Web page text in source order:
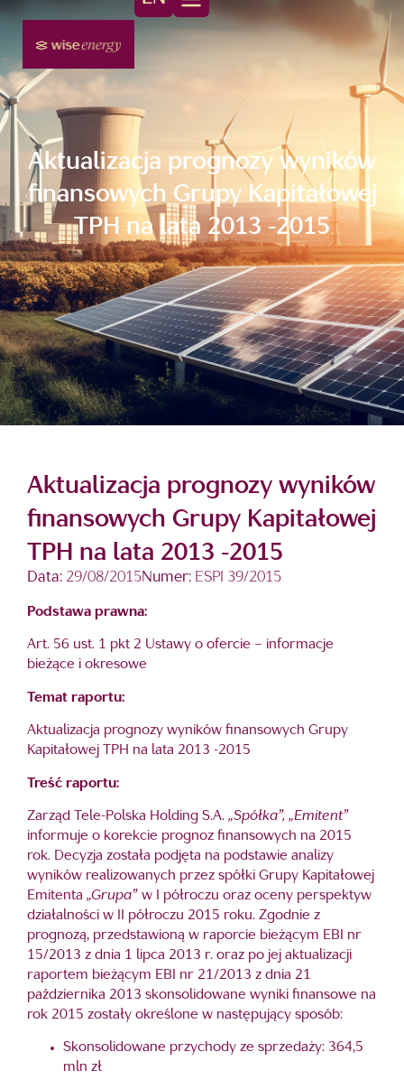
Aktualizacja prognozy wyników
finansowych Grupy Kapitałowej
TPH na lata 2013 -2015
Aktualizacja prognozy wyników
finansowych Grupy Kapitałowej
TPH na lata 2013 -2015
Data: 29/08/2015Numer: ESPI 39/2015
Podstawa prawna:
Art. 56 ust. 1 pkt 2 Ustawy o ofercie – informacje
bieżące i okresowe
Temat raportu:
Aktualizacja prognozy wyników finansowych Grupy
Kapitałowej TPH na lata 2013 -2015
Treść raportu:
Zarząd Tele-Polska Holding S.A. „Spółka”, „Emitent”
informuje o korekcie prognoz finansowych na 2015
rok. Decyzja została podjęta na podstawie analizy
wyników realizowanych przez spółki Grupy Kapitałowej
Emitenta „Grupa” w I półroczu oraz oceny perspektyw
działalności w II półroczu 2015 roku. Zgodnie z
prognozą, przedstawioną w raporcie bieżącym EBI nr
15/2013 z dnia 1 lipca 2013 r. oraz po jej aktualizacji
raportem bieżącym EBI nr 21/2013 z dnia 21
października 2013 skonsolidowane wyniki finansowe na
rok 2015 zostały określone w następujący sposób:
Skonsolidowane przychody ze sprzedaży: 364,5
mln zł